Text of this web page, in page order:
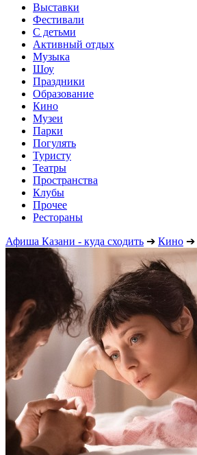
Выставки
Фестивали
С детьми
Активный отдых
Музыка
Шоу
Праздники
Образование
Кино
Музеи
Парки
Погулять
Туристу
Театры
Пространства
Клубы
Прочее
Рестораны
Афиша Казани - куда сходить ➔ Кино ➔